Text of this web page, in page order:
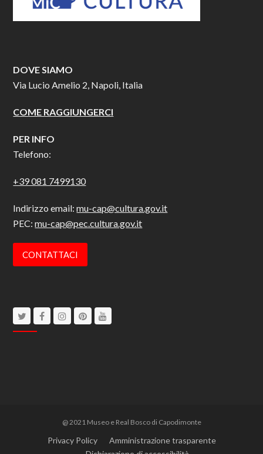
DOVE SIAMO
Via Lucio Amelio 2, Napoli, Italia
COME RAGGIUNGERCI
PER INFO
Telefono:
+39 081 7499130
Indirizzo email:mu-cap@cultura.gov.it
PEC:mu-cap@pec.cultura.gov.it
CONTATTACI
TwitterFacebookInstagram
Pinterest
@ 2021 Museo e Real Bosco di Capodimonte
Privacy Policy
Amministrazione trasparente